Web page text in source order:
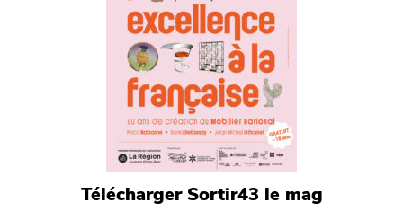
Télécharger Sortir43 le mag